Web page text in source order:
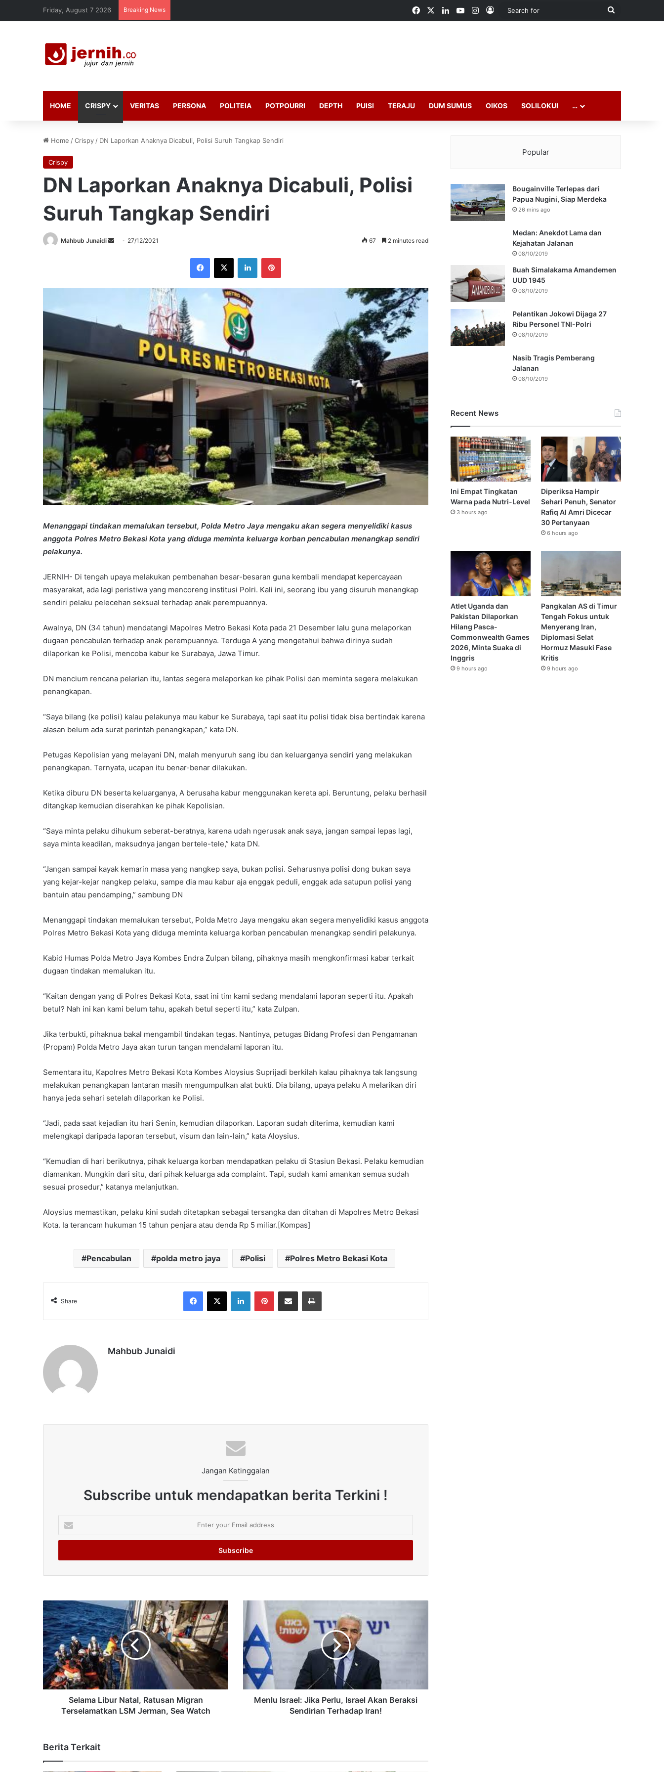
Friday, August 7 2026 Breaking News FacebookLinkedInYouTubeInstagram
Log In
Search
HOME CRISPY VERITAS PERSONA POLITEIA POTPOURRI DEPTH PUISI TERAJU DUM SUMUS OIKOS SOLILOKUI …
Home /Crispy / DN Laporkan Anaknya Dicabuli, Polisi Suruh Tangkap Sendiri
Crispy
DN Laporkan Anaknya Dicabuli, Polisi
Suruh Tangkap Sendiri
Mahbub Junaidi
Send 27/12/2021 67 2 minutes read
Facebook
X LinkedInPinterest
Menanggapi tindakan memalukan tersebut, Polda Metro Jaya mengaku akan segera menyelidiki kasus
anggota Polres Metro Bekasi Kota yang diduga meminta keluarga korban pencabulan menangkap sendiri
pelakunya.
JERNIH- Di tengah upaya melakukan pembenahan besar-besaran guna kembali mendapat kepercayaan
masyarakat, ada lagi peristiwa yang mencoreng institusi Polri. Kali ini, seorang ibu yang disuruh menangkap
sendiri pelaku pelecehan seksual terhadap anak perempuannya.
Awalnya, DN (34 tahun) mendatangi Mapolres Metro Bekasi Kota pada 21 Desember lalu guna melaporkan
dugaan pencabulan terhadap anak perempuannya. Terduga A yang mengetahui bahwa dirinya sudah
dilaporkan ke Polisi, mencoba kabur ke Surabaya, Jawa Timur.
DN mencium rencana pelarian itu, lantas segera melaporkan ke pihak Polisi dan meminta segera melakukan
penangkapan.
“Saya bilang (ke polisi) kalau pelakunya mau kabur ke Surabaya, tapi saat itu polisi tidak bisa bertindak karena
alasan belum ada surat perintah penangkapan,” kata DN.
Petugas Kepolisian yang melayani DN, malah menyuruh sang ibu dan keluarganya sendiri yang melakukan
penangkapan. Ternyata, ucapan itu benar-benar dilakukan.
Ketika diburu DN beserta keluarganya, A berusaha kabur menggunakan kereta api. Beruntung, pelaku berhasil
ditangkap kemudian diserahkan ke pihak Kepolisian.
“Saya minta pelaku dihukum seberat-beratnya, karena udah ngerusak anak saya, jangan sampai lepas lagi,
saya minta keadilan, maksudnya jangan bertele-tele,” kata DN.
“Jangan sampai kayak kemarin masa yang nangkep saya, bukan polisi. Seharusnya polisi dong bukan saya
yang kejar-kejar nangkep pelaku, sampe dia mau kabur aja enggak peduli, enggak ada satupun polisi yang
bantuin atau pendamping,” sambung DN
Menanggapi tindakan memalukan tersebut, Polda Metro Jaya mengaku akan segera menyelidiki kasus anggota
Polres Metro Bekasi Kota yang diduga meminta keluarga korban pencabulan menangkap sendiri pelakunya.
Kabid Humas Polda Metro Jaya Kombes Endra Zulpan bilang, pihaknya masih mengkonfirmasi kabar terkait
dugaan tindakan memalukan itu.
“Kaitan dengan yang di Polres Bekasi Kota, saat ini tim kami sedang mendalami laporan seperti itu. Apakah
betul? Nah ini kan kami belum tahu, apakah betul seperti itu,” kata Zulpan.
Jika terbukti, pihaknua bakal mengambil tindakan tegas. Nantinya, petugas Bidang Profesi dan Pengamanan
(Propam) Polda Metro Jaya akan turun tangan mendalami laporan itu.
Sementara itu, Kapolres Metro Bekasi Kota Kombes Aloysius Suprijadi berkilah kalau pihaknya tak langsung
melakukan penangkapan lantaran masih mengumpulkan alat bukti. Dia bilang, upaya pelaku A melarikan diri
hanya jeda sehari setelah dilaporkan ke Polisi.
“Jadi, pada saat kejadian itu hari Senin, kemudian dilaporkan. Laporan sudah diterima, kemudian kami
melengkapi daripada laporan tersebut, visum dan lain-lain,” kata Aloysius.
“Kemudian di hari berikutnya, pihak keluarga korban mendapatkan pelaku di Stasiun Bekasi. Pelaku kemudian
diamankan. Mungkin dari situ, dari pihak keluarga ada complaint. Tapi, sudah kami amankan semua sudah
sesuai prosedur,” katanya melanjutkan.
Aloysius memastikan, pelaku kini sudah ditetapkan sebagai tersangka dan ditahan di Mapolres Metro Bekasi
Kota. Ia terancam hukuman 15 tahun penjara atau denda Rp 5 miliar.[Kompas]
Pencabulan polda metro jaya Polisi Polres Metro Bekasi Kota
Share
Facebook
X LinkedInPinterestShare via Email Print
Mahbub Junaidi
Jangan Ketinggalan
Subscribe untuk mendapatkan berita Terkini !
your
Email
Selama Libur Natal, Ratusan Migran
Terselamatkan LSM Jerman, Sea Watch
Menlu Israel: Jika Perlu, Israel Akan Beraksi
Sendirian Terhadap Iran!
Berita Terkait
Popular
Bougainville Terlepas dari
Papua Nugini, Siap Merdeka
26 mins ago
Medan: Anekdot Lama dan
Kejahatan Jalanan
08/10/2019
Buah Simalakama Amandemen
UUD 1945
08/10/2019
Pelantikan Jokowi Dijaga 27
Ribu Personel TNI-Polri
08/10/2019
Nasib Tragis Pemberang
Jalanan
08/10/2019
Recent News
Ini Empat Tingkatan
Warna pada Nutri-Level
3 hours ago
Diperiksa Hampir
Sehari Penuh, Senator
Rafiq Al Amri Dicecar
30 Pertanyaan
6 hours ago
Atlet Uganda dan
Pakistan Dilaporkan
Hilang Pasca-
Commonwealth Games
2026, Minta Suaka di
Inggris
9 hours ago
Pangkalan AS di Timur
Tengah Fokus untuk
Menyerang Iran,
Diplomasi Selat
Hormuz Masuki Fase
Kritis
9 hours ago